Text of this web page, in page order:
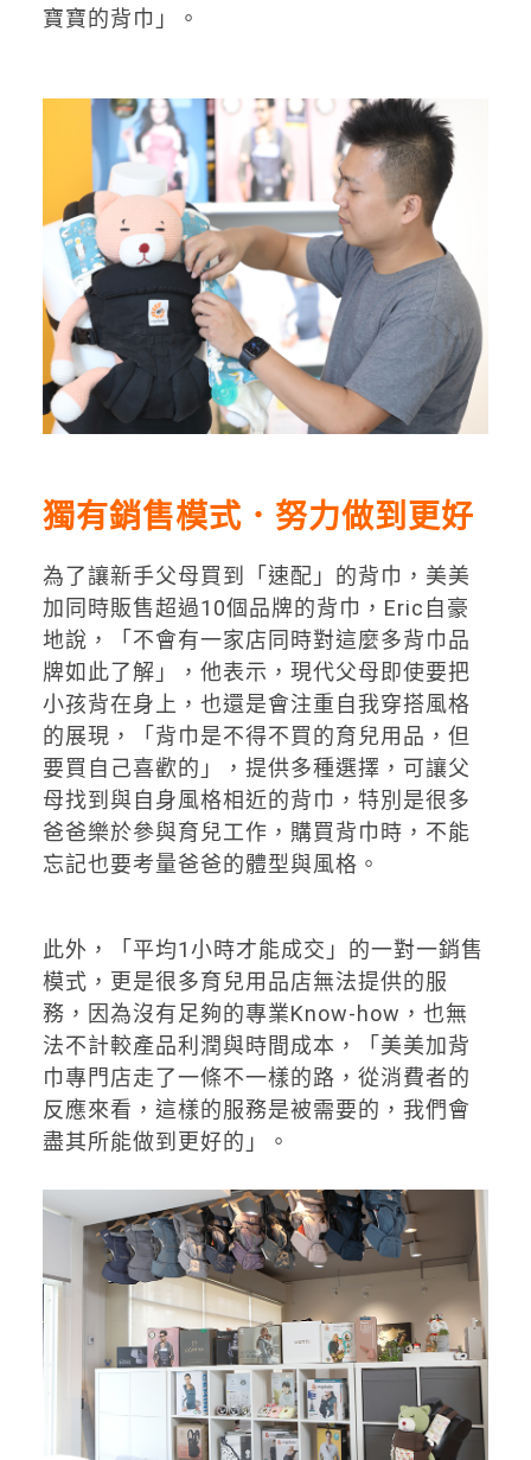
寶寶的背巾」。
獨有銷售模式．努力做到更好
為了讓新手父母買到「速配」的背巾，美美
加同時販售超過10個品牌的背巾，Eric自豪
地說，「不會有一家店同時對這麼多背巾品
牌如此了解」，他表示，現代父母即使要把
小孩背在身上，也還是會注重自我穿搭風格
的展現，「背巾是不得不買的育兒用品，但
要買自己喜歡的」，提供多種選擇，可讓父
母找到與自身風格相近的背巾，特別是很多
爸爸樂於參與育兒工作，購買背巾時，不能
忘記也要考量爸爸的體型與風格。
此外，「平均1小時才能成交」的一對一銷售
模式，更是很多育兒用品店無法提供的服
務，因為沒有足夠的專業Know-how，也無
法不計較產品利潤與時間成本，「美美加背
巾專門店走了一條不一樣的路，從消費者的
反應來看，這樣的服務是被需要的，我們會
盡其所能做到更好的」。